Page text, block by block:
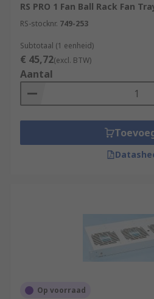
RS PRO 1 Fan Ball Rack Fan
RS-stocknr. 749-253
Subtotaal (1 eenheid)
€ 45,72(excl. BTW)
Aantal
Op voorraad